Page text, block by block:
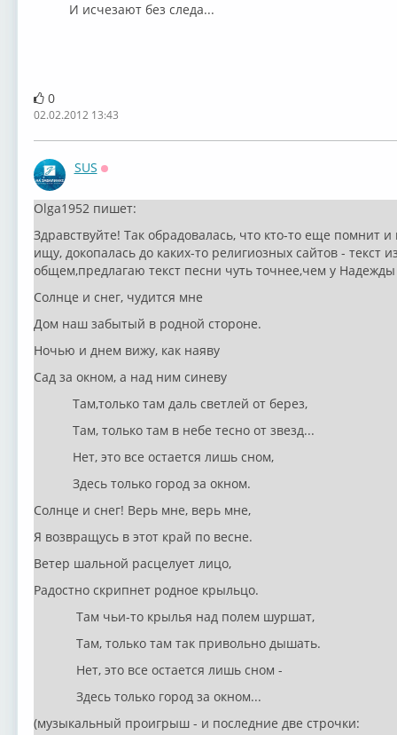
И исчезают без следа...
0
02.02.2012 13:43
SUS
Olga1952 пишет:
Здравствуйте! Так обрадовалась, что кто-то еще помнит
ищу, докопалась до каких-то религиозных сайтов -
общем,предлагаю текст песни чуть точнее,чем у
Солнце и снег, чудится мне
Дом наш забытый в родной стороне.
Ночью и днем вижу, как наяву
Сад за окном, а над ним синеву
Там,только там даль светлей от берез,
Там, только там в небе тесно от звезд...
Нет, это все остается лишь сном,
Здесь только город за окном.
Солнце и снег! Верь мне, верь мне,
Я возвращусь в этот край по весне.
Ветер шальной расцелует лицо,
Радостно скрипнет родное крыльцо.
Там чьи-то крылья над полем шуршат,
Там, только там так привольно дышать.
Нет, это все остается лишь сном -
Здесь только город за окном...
(музыкальный проигрыш - и последние две строчки: